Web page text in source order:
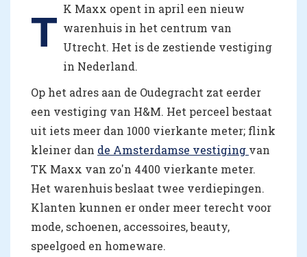
T K Maxx opent in april een nieuw
warenhuis in het centrum van
Utrecht. Het is de zestiende vestiging
in Nederland.
Op het adres aan de Oudegracht zat eerder
een vestiging van H&M. Het perceel bestaat
uit iets meer dan 1000 vierkante meter; flink
kleiner dan de Amsterdamse vestiging van
TK Maxx van zo'n 4400 vierkante meter.
Het warenhuis beslaat twee verdiepingen.
Klanten kunnen er onder meer terecht voor
mode, schoenen, accessoires, beauty,
speelgoed en homeware.